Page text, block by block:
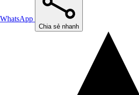
WhatsApp
Chia sẻ nhanh